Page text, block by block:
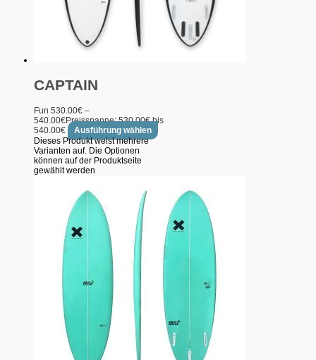
CAPTAIN
Fun 530.00€ –
540.00€Preisspanne: 530.00€ bis
540.00€
Ausführung wählen
Dieses Produkt weist mehrere
Varianten auf. Die Optionen
können auf der Produktseite
gewählt werden